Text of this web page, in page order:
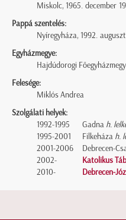
Miskolc, 1965. december
Pappá szentelés:
Nyíregyháza, 1992.
Egyházmegye:
Hajdúdorogi
Felesége:
Miklós Andrea
Szolgálati helyek:
1992-1995
Gadna h.
1995-2001
Filkeháza h.
2001-2006
Debrecen-
2002-
Katolikus
2010-
Debrecen-